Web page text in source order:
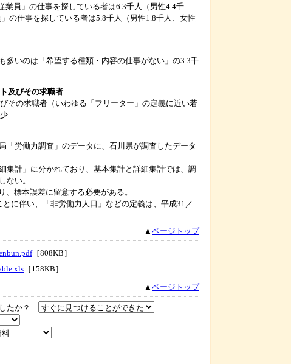
業員」の仕事を探している者は6.3千人（男性4.4千
の仕事を探している者は5.8千人（男性1.8千人、女性
多いのは「希望する種類・内容の仕事がない」の3.3千
及びその求職者
その求職者（いわゆる「フリーター」の定義に近い若
「労働力調査」のデータに、石川県が調査したデータ
集計」に分かれており、基本集計と詳細集計では、調
ない。
、標本誤差に留意する必要がある。
に伴い、「非労働力人口」などの定義は、平成31／
▲ページトップ
［808KB］
［158KB］
▲ページトップ
したか？